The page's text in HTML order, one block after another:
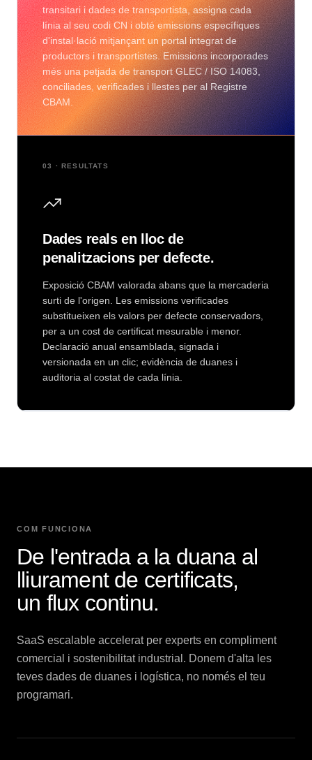
transitari i dades de transportista, assigna cada
línia al seu codi CN i obté emissions específiques
d'instal·lació mitjançant un portal integrat de
productors i transportistes. Emissions incorporades
més una petjada de transport GLEC / ISO 14083,
conciliades, verificades i llestes per al Registre
CBAM.
03 · RESULTATS
Dades reals en lloc de
penalitzacions per defecte.
Exposició CBAM valorada abans que la mercaderia
surti de l'origen. Les emissions verificades
substitueixen els valors per defecte conservadors,
per a un cost de certificat mesurable i menor.
Declaració anual ensamblada, signada i
versionada en un clic; evidència de duanes i
auditoria al costat de cada línia.
COM FUNCIONA
De l'entrada a la duana al
lliurament de certificats,
un flux continu.
SaaS escalable accelerat per experts en compliment
comercial i sostenibilitat industrial. Donem d'alta les
teves dades de duanes i logística, no només el teu
programari.